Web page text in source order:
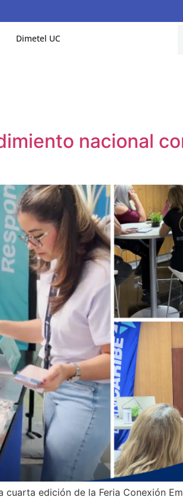
Dimetel UC
nacional
edición de la Feria Conexión